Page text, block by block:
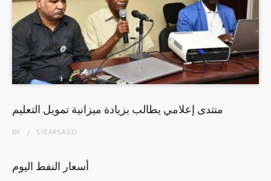
منتدى إعلامي يطالب بزيادة ميزانية تمويل التعليم
BY 5 YEARSAGO
أسعار النفط اليوم